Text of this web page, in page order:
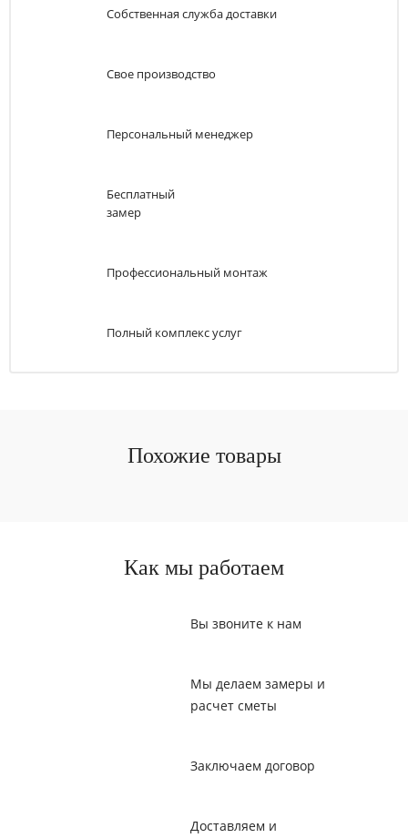
Собственная служба доставки
Свое производство
Персональный менеджер
Бесплатный
замер
Профессиональный монтаж
Полный комплекс услуг
Похожие товары
Как мы работаем
Вы звоните к нам
Мы делаем замеры и
расчет сметы
Заключаем договор
Доставляем и